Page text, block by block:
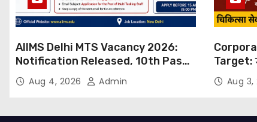
AIIMS Delhi MTS Vacancy 2026:
Notification Released, 10th Pass
Candidates Can Apply Through
Email
Aug 4, 2026 Admin
Target:
थोपने के
NHRC से
Aug 3,